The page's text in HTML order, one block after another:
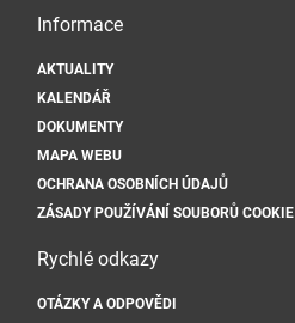
Informace
AKTUALITY
KALENDÁŘ
DOKUMENTY
MAPA WEBU
OCHRANA OSOBNÍCH ÚDAJŮ
ZÁSADY POUŽÍVÁNÍ SOUBORŮ COOKIE
Rychlé odkazy
OTÁZKY A ODPOVĚDI